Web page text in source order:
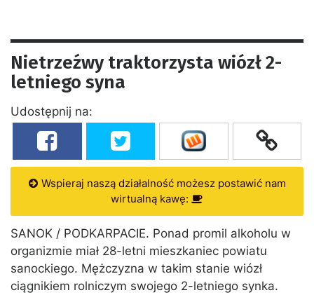
Nietrzeźwy traktorzysta wiózł 2-
letniego syna
Udostępnij na:
Wspieraj naszą działalność możesz postawić nam
wirtualną kawę:
SANOK / PODKARPACIE. Ponad promil alkoholu w
organizmie miał 28-letni mieszkaniec powiatu
sanockiego. Mężczyzna w takim stanie wiózł
ciągnikiem rolniczym swojego 2-letniego synka.